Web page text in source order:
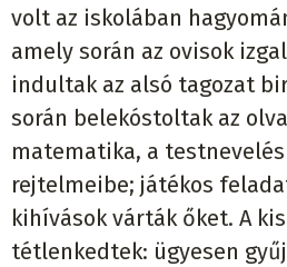
volt az iskolában
amely során az ovisok
indultak az alsó tagozat
során belekóstoltak az
matematika, a
rejtelmeibe; játékos
kihívások várták őket. A
tétlenkedtek: ügyesen